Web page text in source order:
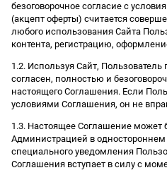
безоговорочное согласие с
(акцепт оферты) считается
любого использования Сайта
контента, регистрацию,
1.2. Используя Сайт,
согласен, полностью и
настоящего Соглашения. Если
условиями Соглашения, он не
1.3. Настоящее Соглашение может
Администрацией в одностороннем
специального уведомления
Соглашения вступает в силу с